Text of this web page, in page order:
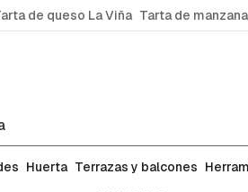
de queso La Viña Tarta de manzana
Huerta Terrazas y balcones